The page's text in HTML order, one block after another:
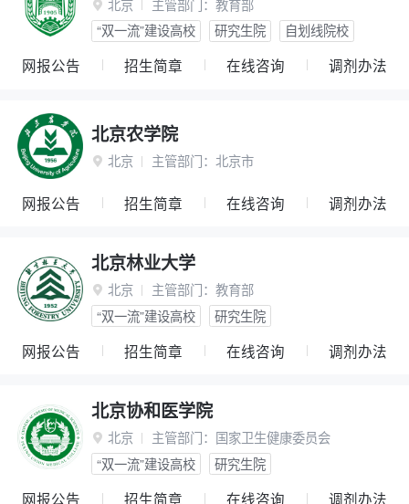
 北京 主管部门： 教育部
“双一流”建设高校
研究生院 自划线院校
网报公告 招生简章 在线咨询 调剂办法
北京农学院
 北京 主管部门： 北京市
网报公告 招生简章 在线咨询 调剂办法
北京林业大学
 北京 主管部门： 教育部
“双一流”建设高校
研究生院
网报公告 招生简章 在线咨询 调剂办法
北京协和医学院
 北京 主管部门： 国家卫生健康委员会
“双一流”建设高校
研究生院
网报公告 招生简章 在线咨询 调剂办法